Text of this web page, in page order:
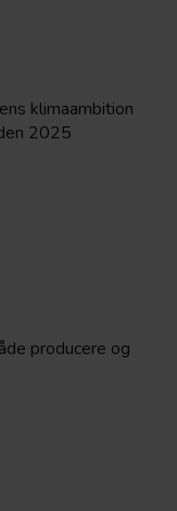
klimaambition
2025
producere og